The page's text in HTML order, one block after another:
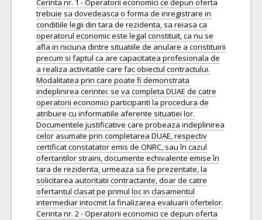
Cerinta nr. 1 - Operatorii economici ce depun oferta
trebuie sa dovedeasca o forma de inregistrare in
conditiile legii din tara de rezidenta, sa reiasa ca
operatorul economic este legal constituit, ca nu se
afla in niciuna dintre situatiile de anulare a constituirii
precum si faptul ca are capacitatea profesionala de
a realiza activitatile care fac obiectul contractului.
Modalitatea prin care poate fi demonstrata
indeplinirea cerintei: se va completa DUAE de catre
operatorii economici participanti la procedura de
atribuire cu informatiile aferente situatiei lor.
Documentele justificative care probeaza indeplinirea
celor asumate prin completarea DUAE, respectiv
certificat constatator emis de ONRC, sau în cazul
ofertantilor straini, documente echivalente emise în
tara de rezidenta, urmeaza sa fie prezentate, la
solicitarea autoritatii contractante, doar de catre
ofertantul clasat pe primul loc in clasamentul
intermediar intocmit la finalizarea evaluarii ofertelor.
Cerinta nr. 2 - Operatorii economici ce depun oferta